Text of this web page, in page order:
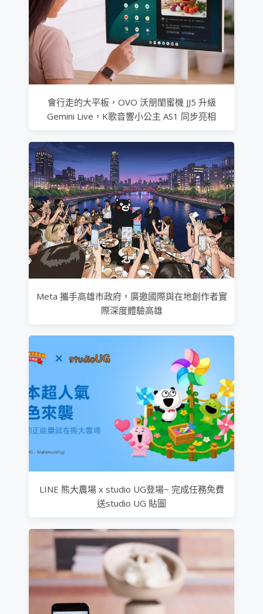
會行走的大平板，OVO 沃朋閨蜜機 JJ5 升級
Gemini Live，K歌音響小公主 AS1 同步亮相
Meta 攜手高雄市政府，廣邀國際與在地創作者實
際深度體驗高雄
LINE 熊大農場 x studio UG登場~ 完成任務免費
送studio UG 貼圖